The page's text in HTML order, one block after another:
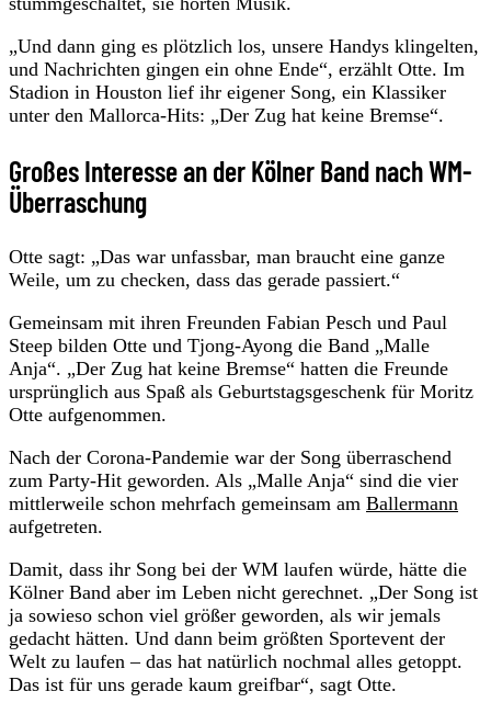
„Und dann ging es plötzlich los, unsere Handys klingelten,
und Nachrichten gingen ein ohne Ende“, erzählt Otte. Im
Stadion in Houston lief ihr eigener Song, ein Klassiker
unter den Mallorca-Hits: „Der Zug hat keine Bremse“.
Großes Interesse an der Kölner Band nach WM-
Überraschung
Otte sagt: „Das war unfassbar, man braucht eine ganze
Weile, um zu checken, dass das gerade passiert.“
Gemeinsam mit ihren Freunden Fabian Pesch und Paul
Steep bilden Otte und Tjong-Ayong die Band „Malle
Anja“. „Der Zug hat keine Bremse“ hatten die Freunde
ursprünglich aus Spaß als Geburtstagsgeschenk für Moritz
Otte aufgenommen.
Nach der Corona-Pandemie war der Song überraschend
zum Party-Hit geworden. Als „Malle Anja“ sind die vier
mittlerweile schon mehrfach gemeinsam am Ballermann
aufgetreten.
Damit, dass ihr Song bei der WM laufen würde, hätte die
Kölner Band aber im Leben nicht gerechnet. „Der Song ist
ja sowieso schon viel größer geworden, als wir jemals
gedacht hätten. Und dann beim größten Sportevent der
Welt zu laufen – das hat natürlich nochmal alles getoppt.
Das ist für uns gerade kaum greifbar“, sagt Otte.